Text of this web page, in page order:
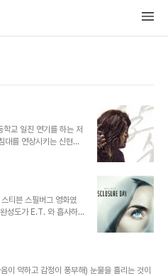
교 일진 연기를 하는 저
대를 연상시키는 신현준
름 있는 배우들이 출연
을까?도통 이해가 안 되
) 라는 조선시대 범죄조
티븐 스필버그 영화였
성도가 E.T. 와 흡사하
독의 정체성과 완성도
클로저 데이는 15세
로였다.
이 약하고 감정이 풍부해) 눈물을 흘리는 것이